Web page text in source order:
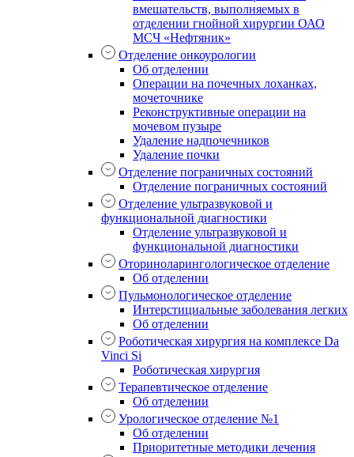
вмешательств, выполняемых в
отделении гнойной хирургии ОАО
МСЧ «Нефтяник»
Отделение онкоурологии
Об отделении
Операции на почечных лоханках,
мочеточнике
Реконструктивные операции на
мочевом пузыре
Удаление надпочечников
Удаление почки
Отделение пограничных состояний
Отделение пограничных состояний
Отделение ультразвуковой и
функциональной диагностики
Отделение ультразвуковой и
функциональной диагностики
Оториноларингологическое отделение
Об отделении
Пульмонологическое отделение
Интерстициальные заболевания легких
Об отделении
Роботическая хирургия на комплексе Da
Vinci Si
Роботическая хирургия
Терапевтическое отделение
Об отделении
Урологическое отделение №1
Об отделении
Приоритетные методики лечения